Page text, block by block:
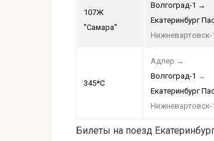
107Ж
"Самара"
Волгоград-1 →
Екатеринбург
Нижневартовск-
345*С
Адлер →
Волгоград-1 →
Екатеринбург
Нижневартовск-
Билеты на поезд